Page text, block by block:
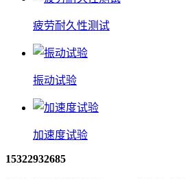
疲劳耐久性测试
振动试验
加速度试验
15322932685